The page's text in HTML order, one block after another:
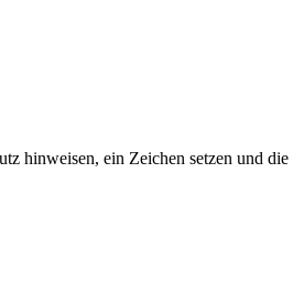
hinweisen, ein Zeichen setzen und die